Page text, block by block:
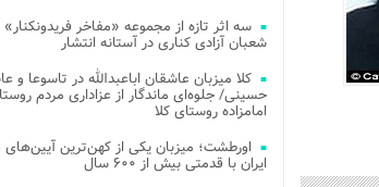
سه اثر تازه از مجموعه «مفاخر
شعبان آزادی کناری در آستانه انتشار
کلا میزبان عاشقان اباعبدالله در تاسوعا و
حسینی/ جلوه‌ای ماندگار از عزاداری مردم
امامزاده روستای کلا
اورطشت؛ میزبان یکی از کهن‌ترین آیین‌های
ایران با قدمتی بیش از ۶۰۰ سال